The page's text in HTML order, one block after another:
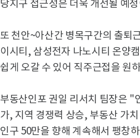
당지구 접근성은 더욱 개선될 예
또 천안~아산간 병목구간의 출퇴
이시티, 삼성전자 나노시티 온양
쉽게 오갈 수 있어 직주근접을 원
부동산인포 권일 리서치 팀장은 "
가, 지역 경쟁력 상승, 부동산 가
인구 50만을 향해 계속해서 팽창